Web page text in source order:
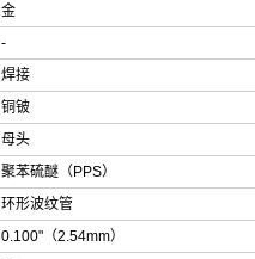
金
-
焊接
铜铍
母头
聚苯硫醚（PPS）
环形波纹管
0.100"（2.54mm）